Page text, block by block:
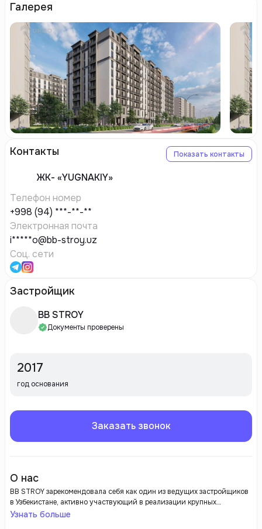
Галерея
Контакты Показать контакты
ЖК- «YUGNAKIY»
Телефон номер
+998 (94) ***-**-**
Электронная почта
i*****o@bb-stroy.uz
Соц. сети
Застройщик
BB STROY
Документы проверены
2017
год основания
Заказать звонок
О нас
BB STROY зарекомендовала себя как один из ведущих застройщиков
в Узбекистане, активно участвующий в реализации крупных
строительных проектов. С момента своего основания, компания
Узнать больше